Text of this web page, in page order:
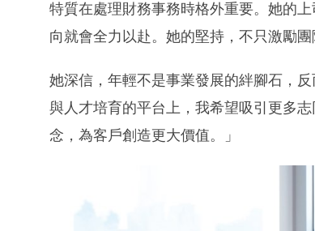
特質在處理財務事務時格外重要。她的
向就會全力以赴。她的堅持，不只激勵
她深信，年輕不是事業發展的絆腳石，
與人才培育的平台上，我希望吸引更多
念，為客戶創造更大價值。」